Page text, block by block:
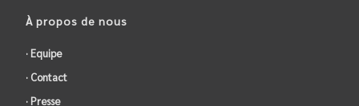
À propos de nous
· Equipe
· Contact
· Presse